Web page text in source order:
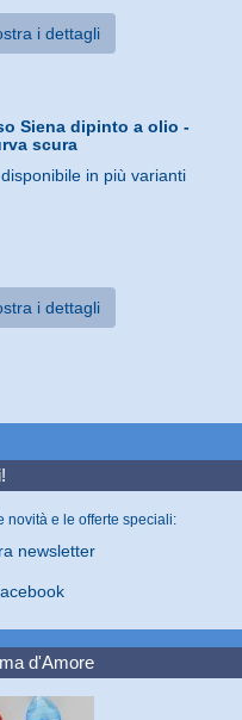
i dettagli
Siena dipinto a olio -
scura
in più varianti
i dettagli
novità e le offerte speciali:
newsletter
d'Amore